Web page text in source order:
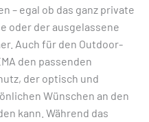
– egal ob das ganz private
oder der ausgelassene
Auch für den Outdoor-
den passenden
der optisch und
Wünschen an den
kann. Während das